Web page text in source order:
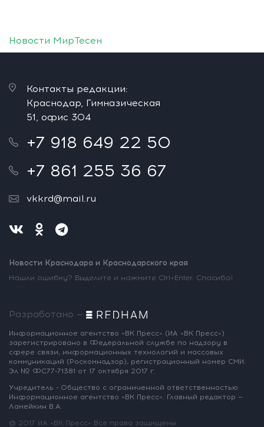
Новости МирТесен
Контакты редакции:
Краснодар, Гимназическая
51, офис 304
+7 918 649 22 50
+7 861 255 36 67
vkkrd@mail.ru
Новости Краснодара и Краснодарского края
Нашли ошибку? Выделите и нажмите Ctrl+Enter. Спасибо!
Разработано —
Информационное агентство «ВК Пресс» (ИА «ВК Пресс»)
зарегистрировано в Федеральной службе по надзору в
сфере связи, информационных технологий и массовых
коммуникаций (Роскомнадзор), регистрационный номер СМИ:
Эл № ФС77-71381 от 17 октября 2017 г.
Учредитель - Общество с ограниченной ответственностью
Информационное агентство «ВК Пресс».
Главный редактор —
Ламейкин В.А.
@ 2017 ИА «ВК Пресс» Все права защищены